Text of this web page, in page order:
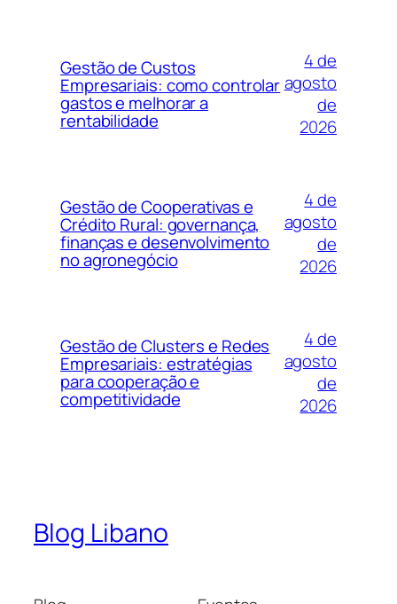
Gestão de Custos
Empresariais: como controlar
gastos e melhorar a
rentabilidade
4 de
agosto
de
2026
Gestão de Cooperativas e
Crédito Rural: governança,
finanças e desenvolvimento
no agronegócio
4 de
agosto
de
2026
Gestão de Clusters e Redes
Empresariais: estratégias
para cooperação e
competitividade
4 de
agosto
de
2026
Blog Libano